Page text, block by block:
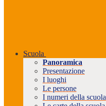
Scuola
Panoramica
Presentazione
I luoghi
Le persone
I numeri della scuola